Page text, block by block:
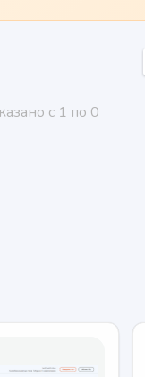
с 1 по 0